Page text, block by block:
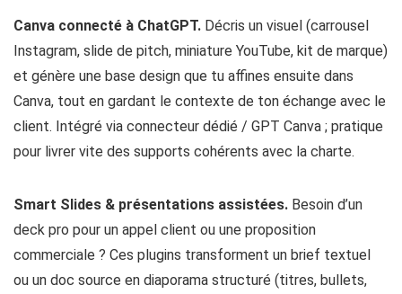
Canva connecté à ChatGPT. Décris un visuel (carrousel
Instagram, slide de pitch, miniature YouTube, kit de marque)
et génère une base design que tu affines ensuite dans
Canva, tout en gardant le contexte de ton échange avec le
client. Intégré via connecteur dédié / GPT Canva ; pratique
pour livrer vite des supports cohérents avec la charte.
Smart Slides & présentations assistées. Besoin d’un
deck pro pour un appel client ou une proposition
commerciale ? Ces plugins transforment un brief textuel
ou un doc source en diaporama structuré (titres, bullets,